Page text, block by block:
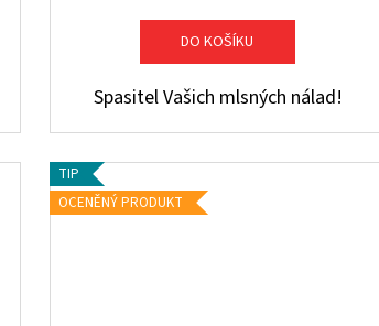
DO KOŠÍKU
Spasitel Vašich mlsných nálad!
TIP
OCENĚNÝ PRODUKT